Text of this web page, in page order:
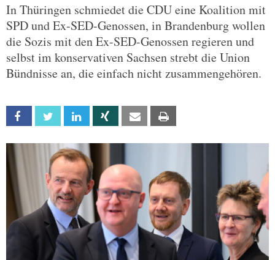
In Thüringen schmiedet die CDU eine Koalition mit
SPD und Ex-SED-Genossen, in Brandenburg wollen
die Sozis mit den Ex-SED-Genossen regieren und
selbst im konservativen Sachsen strebt die Union
Bündnisse an, die einfach nicht zusammengehören.
Facebook Twitter Linkedin Xing Email